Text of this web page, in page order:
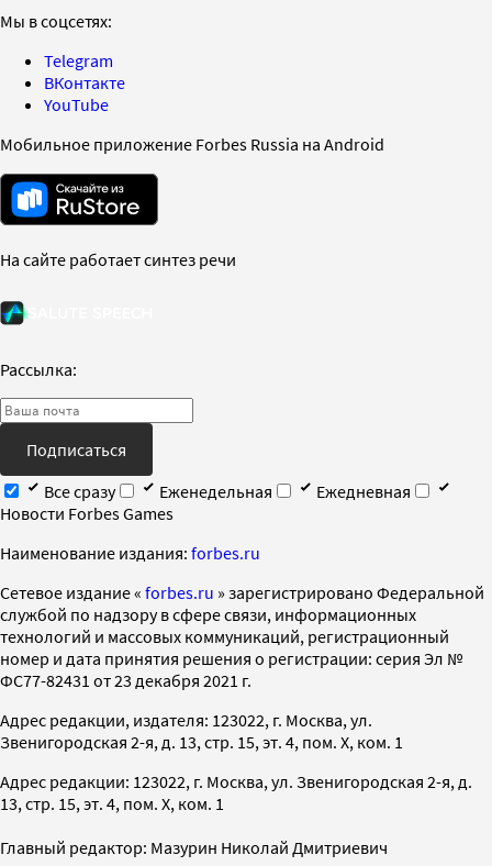
Мы в соцсетях:
Telegram
ВКонтакте
YouTube
Мобильное приложение Forbes Russia на Android
На сайте работает синтез речи
Рассылка:
Подписаться
Все сразу
Еженедельная
Ежедневная
Новости Forbes Games
Наименование издания: forbes.ru
Cетевое издание « forbes.ru » зарегистрировано Федеральной
службой по надзору в сфере связи, информационных
технологий и массовых коммуникаций, регистрационный
номер и дата принятия решения о регистрации: серия Эл №
ФС77-82431 от 23 декабря 2021 г.
Адрес редакции, издателя: 123022, г. Москва, ул.
Звенигородская 2-я, д. 13, стр. 15, эт. 4, пом. X, ком. 1
Адрес редакции: 123022, г. Москва, ул. Звенигородская 2-я, д.
13, стр. 15, эт. 4, пом. X, ком. 1
Главный редактор: Мазурин Николай Дмитриевич